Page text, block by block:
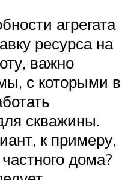
агрегата
ресурса на
важно
с которыми в
скважины.
к примеру,
дома?